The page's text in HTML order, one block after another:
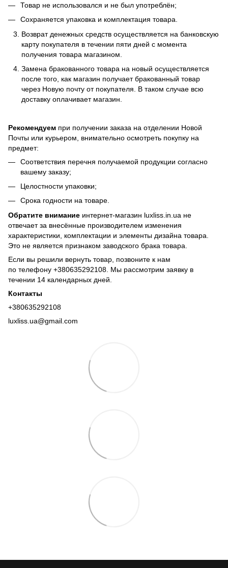
Товар не использовался и не был употреблён;
Сохраняется упаковка и комплектация товара.
Возврат денежных средств осуществляется на банковскую
карту покупателя в течении пяти дней с момента
получения товара магазином.
Замена бракованного товара на новый осуществляется
после того, как магазин получает бракованный товар
через Новую почту от покупателя. В таком случае всю
доставку оплачивает магазин.
Рекомендуем при получении заказа на отделении Новой
Почты или курьером, внимательно осмотреть покупку на
предмет:
Соответствия перечня получаемой продукции согласно
вашему заказу;
Целостности упаковки;
Срока годности на товаре.
Обратите внимание интернет-магазин luxliss.in.ua не
отвечает за внесённые производителем изменения
характеристики, комплектации и элементы дизайна товара.
Это не является признаком заводского брака товара.
Если вы решили вернуть товар, позвоните к нам
по телефону +380635292108 . Мы рассмотрим заявку в
течении 14 календарных дней.
Контакты
+380635292108
luxliss.ua@gmail.com